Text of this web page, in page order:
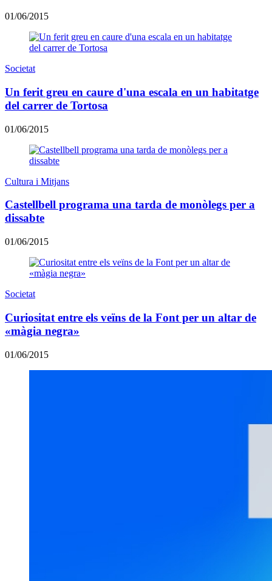
01/06/2015
Societat
Un ferit greu en caure d'una escala en un habitatge
del carrer de Tortosa
01/06/2015
Cultura i Mitjans
Castellbell programa una tarda de monòlegs per a
dissabte
01/06/2015
Societat
Curiositat entre els veïns de la Font per un altar de
«màgia negra»
01/06/2015